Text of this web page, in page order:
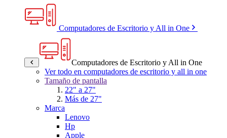
Computadores de Escritorio y All in One
Computadores de Escritorio y All in One
Ver todo en computadores de escritorio y all in one
Tamaño de pantalla
22" a 27"
Más de 27"
Marca
Lenovo
Hp
Apple